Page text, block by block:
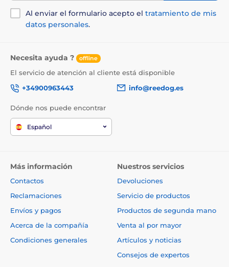
Al enviar el formulario acepto el tratamiento de mis
datos personales.
Necesita ayuda ? offline
El servicio de atención al cliente está disponible
+34900963443
info@reedog.es
Dónde nos puede encontrar
Español
Más información
Contactos
Reclamaciones
Envíos y pagos
Acerca de la compañía
Condiciones generales
Nuestros servicios
Devoluciones
Servicio de productos
Productos de segunda mano
Venta al por mayor
Artículos y noticias
Consejos de expertos